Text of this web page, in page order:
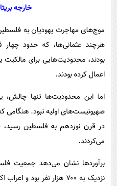
خارجه
موج‌های مهاجرت یهودیان به
هرچند عثمانی‌ها، که حدود
بودند، محدودیت‌هایی برای مالکیت
اعمال کرده بودند.
اما این محدودیت‌ها تنها
صهیونیست‌های اولیه نبود. هنگامی
در قرن نوزدهم به فلسطین رسید،
می‌کردند.
نزدیک به ۷۰۰ هزار نفر